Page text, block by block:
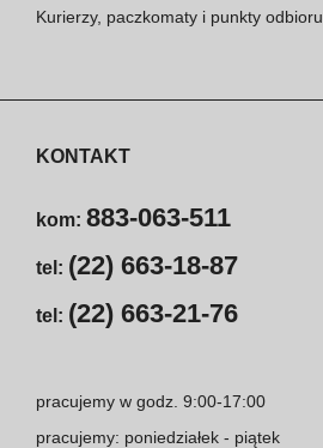
Kurierzy, paczkomaty i punkty odbioru
KONTAKT
kom: 883-063-511
tel: (22) 663-18-87
tel: (22) 663-21-76
pracujemy w godz. 9:00-17:00
pracujemy: poniedziałek - piątek